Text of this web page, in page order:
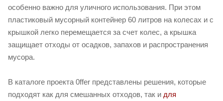
особенно важно для уличного использования. При этом
пластиковый мусорный контейнер 60 литров на колесах и с
крышкой легко перемещается за счет колес, а крышка
защищает отходы от осадков, запахов и распространения
мусора.
В каталоге проекта 0ffer представлены решения, которые
подходят как для смешанных отходов, так и для